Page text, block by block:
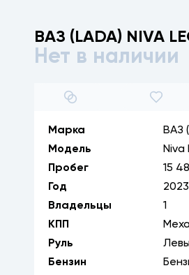
ВАЗ (LADA) NIVA
Нет в наличии
1/ 30
Марка
ВАЗ
Модель
Niva
Пробег
15
Год
2023
Владельцы
1
КПП
Руль
Бензин